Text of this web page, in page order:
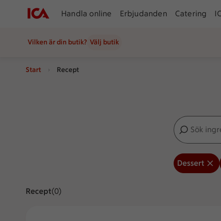
Handla online Erbjudanden Catering
Vilken är din butik? Välj butik
Start Recept
Sök
Inga förslag
Dessert
ReceptVisar 0 stycken
(0)